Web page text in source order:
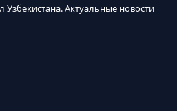
Актуальные новости